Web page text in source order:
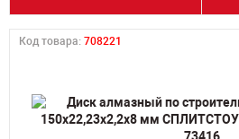
Код товара: 708221